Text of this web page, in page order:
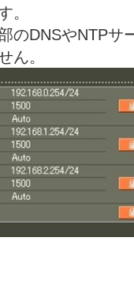
。
のDNSやNTPサ
ん。